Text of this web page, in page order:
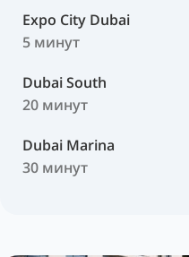
Expo City Dubai
5 минут
Dubai South
20 минут
Dubai Marina
30 минут